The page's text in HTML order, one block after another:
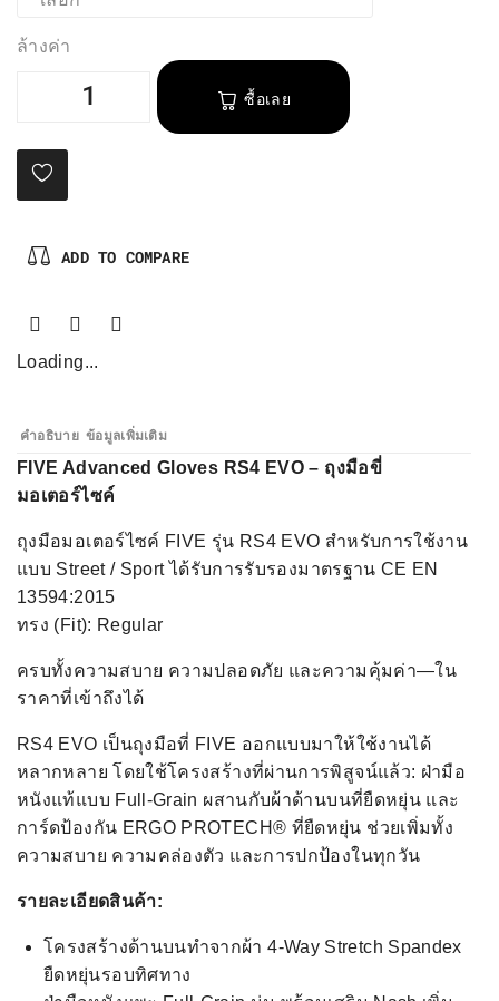
ล้างค่า
ซื้อเลย
ADD TO COMPARE
Loading...
คำอธิบาย ข้อมูลเพิ่มเติม
FIVE Advanced Gloves RS4 EVO – ถุงมือขี่
มอเตอร์ไซค์
ถุงมือมอเตอร์ไซค์ FIVE รุ่น RS4 EVO สำหรับการใช้งาน
แบบ Street / Sport ได้รับการรับรองมาตรฐาน CE EN
13594:2015
ทรง (Fit): Regular
ครบทั้งความสบาย ความปลอดภัย และความคุ้มค่า—ใน
ราคาที่เข้าถึงได้
RS4 EVO เป็นถุงมือที่ FIVE ออกแบบมาให้ใช้งานได้
หลากหลาย โดยใช้โครงสร้างที่ผ่านการพิสูจน์แล้ว: ฝ่ามือ
หนังแท้แบบ Full-Grain ผสานกับผ้าด้านบนที่ยืดหยุ่น และ
การ์ดป้องกัน ERGO PROTECH® ที่ยืดหยุ่น ช่วยเพิ่มทั้ง
ความสบาย ความคล่องตัว และการปกป้องในทุกวัน
รายละเอียดสินค้า:
โครงสร้างด้านบนทำจากผ้า 4-Way Stretch Spandex
ยืดหยุ่นรอบทิศทาง